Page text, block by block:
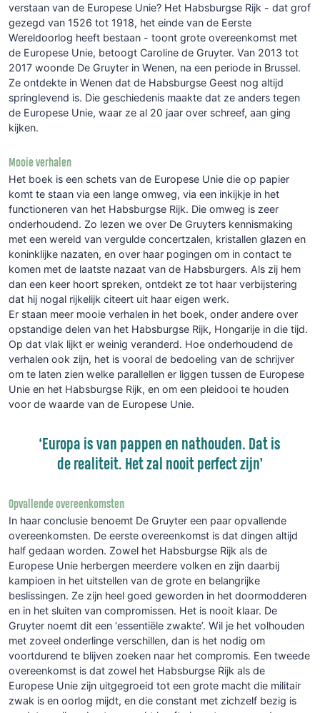
verstaan van de Europese Unie? Het Habsburgse Rijk - dat grof
gezegd van 1526 tot 1918, het einde van de Eerste
Wereldoorlog heeft bestaan - toont grote overeenkomst met
de Europese Unie, betoogt Caroline de Gruyter. Van 2013 tot
2017 woonde De Gruyter in Wenen, na een periode in Brussel.
Ze ontdekte in Wenen dat de Habsburgse Geest nog altijd
springlevend is. Die geschiedenis maakte dat ze anders tegen
de Europese Unie, waar ze al 20 jaar over schreef, aan ging
kijken.
Mooie verhalen
Het boek is een schets van de Europese Unie die op papier
komt te staan via een lange omweg, via een inkijkje in het
functioneren van het Habsburgse Rijk. Die omweg is zeer
onderhoudend. Zo lezen we over De Gruyters kennismaking
met een wereld van vergulde concertzalen, kristallen glazen en
koninklijke nazaten, en over haar pogingen om in contact te
komen met de laatste nazaat van de Habsburgers. Als zij hem
dan een keer hoort spreken, ontdekt ze tot haar verbijstering
dat hij nogal rijkelijk citeert uit haar eigen werk.
Er staan meer mooie verhalen in het boek, onder andere over
opstandige delen van het Habsburgse Rijk, Hongarije in die tijd.
Op dat vlak lijkt er weinig veranderd. Hoe onderhoudend de
verhalen ook zijn, het is vooral de bedoeling van de schrijver
om te laten zien welke parallellen er liggen tussen de Europese
Unie en het Habsburgse Rijk, en om een pleidooi te houden
voor de waarde van de Europese Unie.
‘Europa is van pappen en nathouden. Dat is
de realiteit. Het zal nooit perfect zijn’
Opvallende overeenkomsten
In haar conclusie benoemt De Gruyter een paar opvallende
overeenkomsten. De eerste overeenkomst is dat dingen altijd
half gedaan worden. Zowel het Habsburgse Rijk als de
Europese Unie herbergen meerdere volken en zijn daarbij
kampioen in het uitstellen van de grote en belangrijke
beslissingen. Ze zijn heel goed geworden in het doormodderen
en in het sluiten van compromissen. Het is nooit klaar. De
Gruyter noemt dit een ‘essentiële zwakte’. Wil je het volhouden
met zoveel onderlinge verschillen, dan is het nodig om
voortdurend te blijven zoeken naar het compromis. Een tweede
overeenkomst is dat zowel het Habsburgse Rijk als de
Europese Unie zijn uitgegroeid tot een grote macht die militair
zwak is en oorlog mijdt, en die constant met zichzelf bezig is